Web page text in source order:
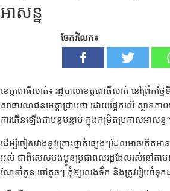
អាសន្ន
ចែករំលែក៖
ខេត្ត​ពោធិ៍សាត់​៖​ រដ្ឋបាលខេត្តពោធិ៍សាត់ នៅព្រឹក
សាធារណជនមេត្តាជ្រាបថា ដោយផ្អែកលើ ស្ថានភ
ការកើនឡើងជាបន្តបន្ទាប់ ក្នុងកម្រិតប្រកាសអាសន្ន
ដើម្បីចៀសវាងនូវគ្រោះថ្នាក់ផ្សេងៗដែលអាចកើត
អស់ ជាពិសេសបងប្អូនប្រជាពលរដ្ឋដែលរស់នៅតាម
ណែនាំកូន ចៅតូចៗ កុំឱ្យលេងទឹក និងត្រូវរៀបចំទុកដ